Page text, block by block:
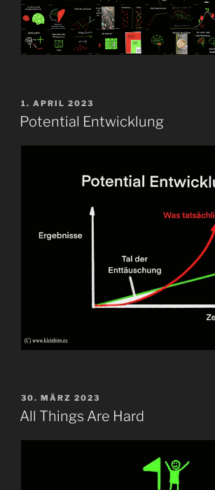
VERÖFFENTLICHT
AM
1. APRIL 2023
Potential Entwicklung
VERÖFFENTLICHT
AM
30. MÄRZ 2023
All Things Are Hard